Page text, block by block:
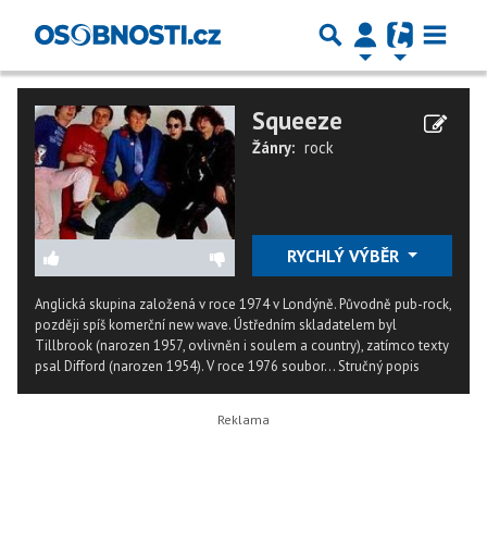
Squeeze
Žánry: rock
RYCHLÝ VÝBĚR
Anglická skupina založená v roce 1974 v Londýně. Původně pub-rock,
později spíš komerční new wave. Ústředním skladatelem byl
Tillbrook (narozen 1957, ovlivněn i soulem a country), zatímco texty
psal Difford (narozen 1954). V roce 1976 soubor...Stručný popis